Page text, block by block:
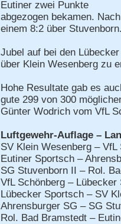
Eutiner zwei Punkte
abgezogen bekamen.
einem 8:2 über
Jubel auf bei den
über Klein Wesenberg zu
Hohe Resultate gab es
gute 299 von 300
Günter Wodrich vom VfL
Luftgewehr-Auflage –
SV Klein Wesenberg – VfL
Eutiner Sportsch –
SG Stuvenborn II – Rol.
VfL Schönberg – Lübecker
Lübecker Sportsch – SV
Ahrensburger SG – SG
Rol. Bad Bramstedt –